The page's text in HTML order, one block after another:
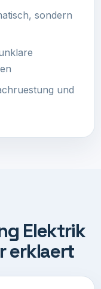
sondern
und
Elektrik
erklaert